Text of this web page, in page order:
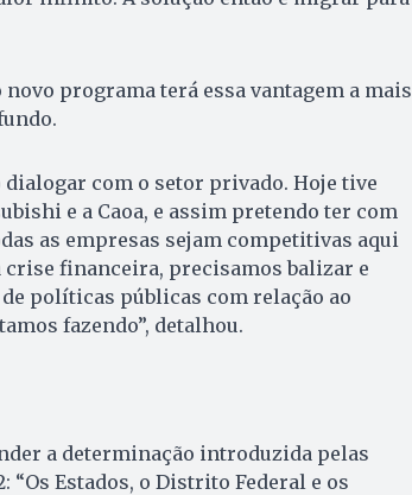
programa terá essa vantagem a mais
dialogar com o setor privado. Hoje tive
e a Caoa, e assim pretendo ter com
as empresas sejam competitivas aqui
crise financeira, precisamos balizar e
políticas públicas com relação ao
fazendo”, detalhou.
a determinação introduzida pelas
“Os Estados, o Distrito Federal e os